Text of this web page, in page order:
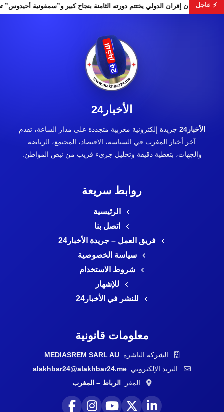
⚡ عاجل
الأمن مهرجان إفران الدولي يختتم دورته الثامنة بنجاح كبير
الأخبار24
الأخبار24
جريدة إلكترونية مغربية متجددة على مدار الساعة، تقدم
آخر أخبار المغرب في السياسة، الاقتصاد، المجتمع، الرياضة
والجهات، بتغطية دقيقة وتحليل جريء قريب من نبض المواطن.
روابط سريعة
الرئيسية
اتصل بنا
فريق العمل – جريدة الأخبار24
سياسة الخصوصية
شروط الاستخدام
للإشهار
للنشر في الأخبار24
معلومات قانونية
الشركة الناشرة:MEDIASREM SARL AU
البريد الإلكتروني: alakhbar24@alakhbar24.me
المقر:الرباط – المغرب